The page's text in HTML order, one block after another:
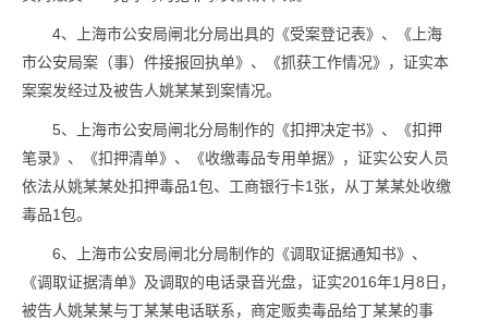
4、上海市公安局闸北分局出具的《受案登记表》、《上海
市公安局案（事）件接报回执单》、《抓获工作情况》，证实本
案案发经过及被告人姚某某到案情况。
5、上海市公安局闸北分局制作的《扣押决定书》、《扣押
笔录》、《扣押清单》、《收缴毒品专用单据》，证实公安人员
依法从姚某某处扣押毒品1包、工商银行卡1张，从丁某某处收缴
毒品1包。
6、上海市公安局闸北分局制作的《调取证据通知书》、
《调取证据清单》及调取的电话录音光盘，证实2016年1月8日，
被告人姚某某与丁某某电话联系，商定贩卖毒品给丁某某的事